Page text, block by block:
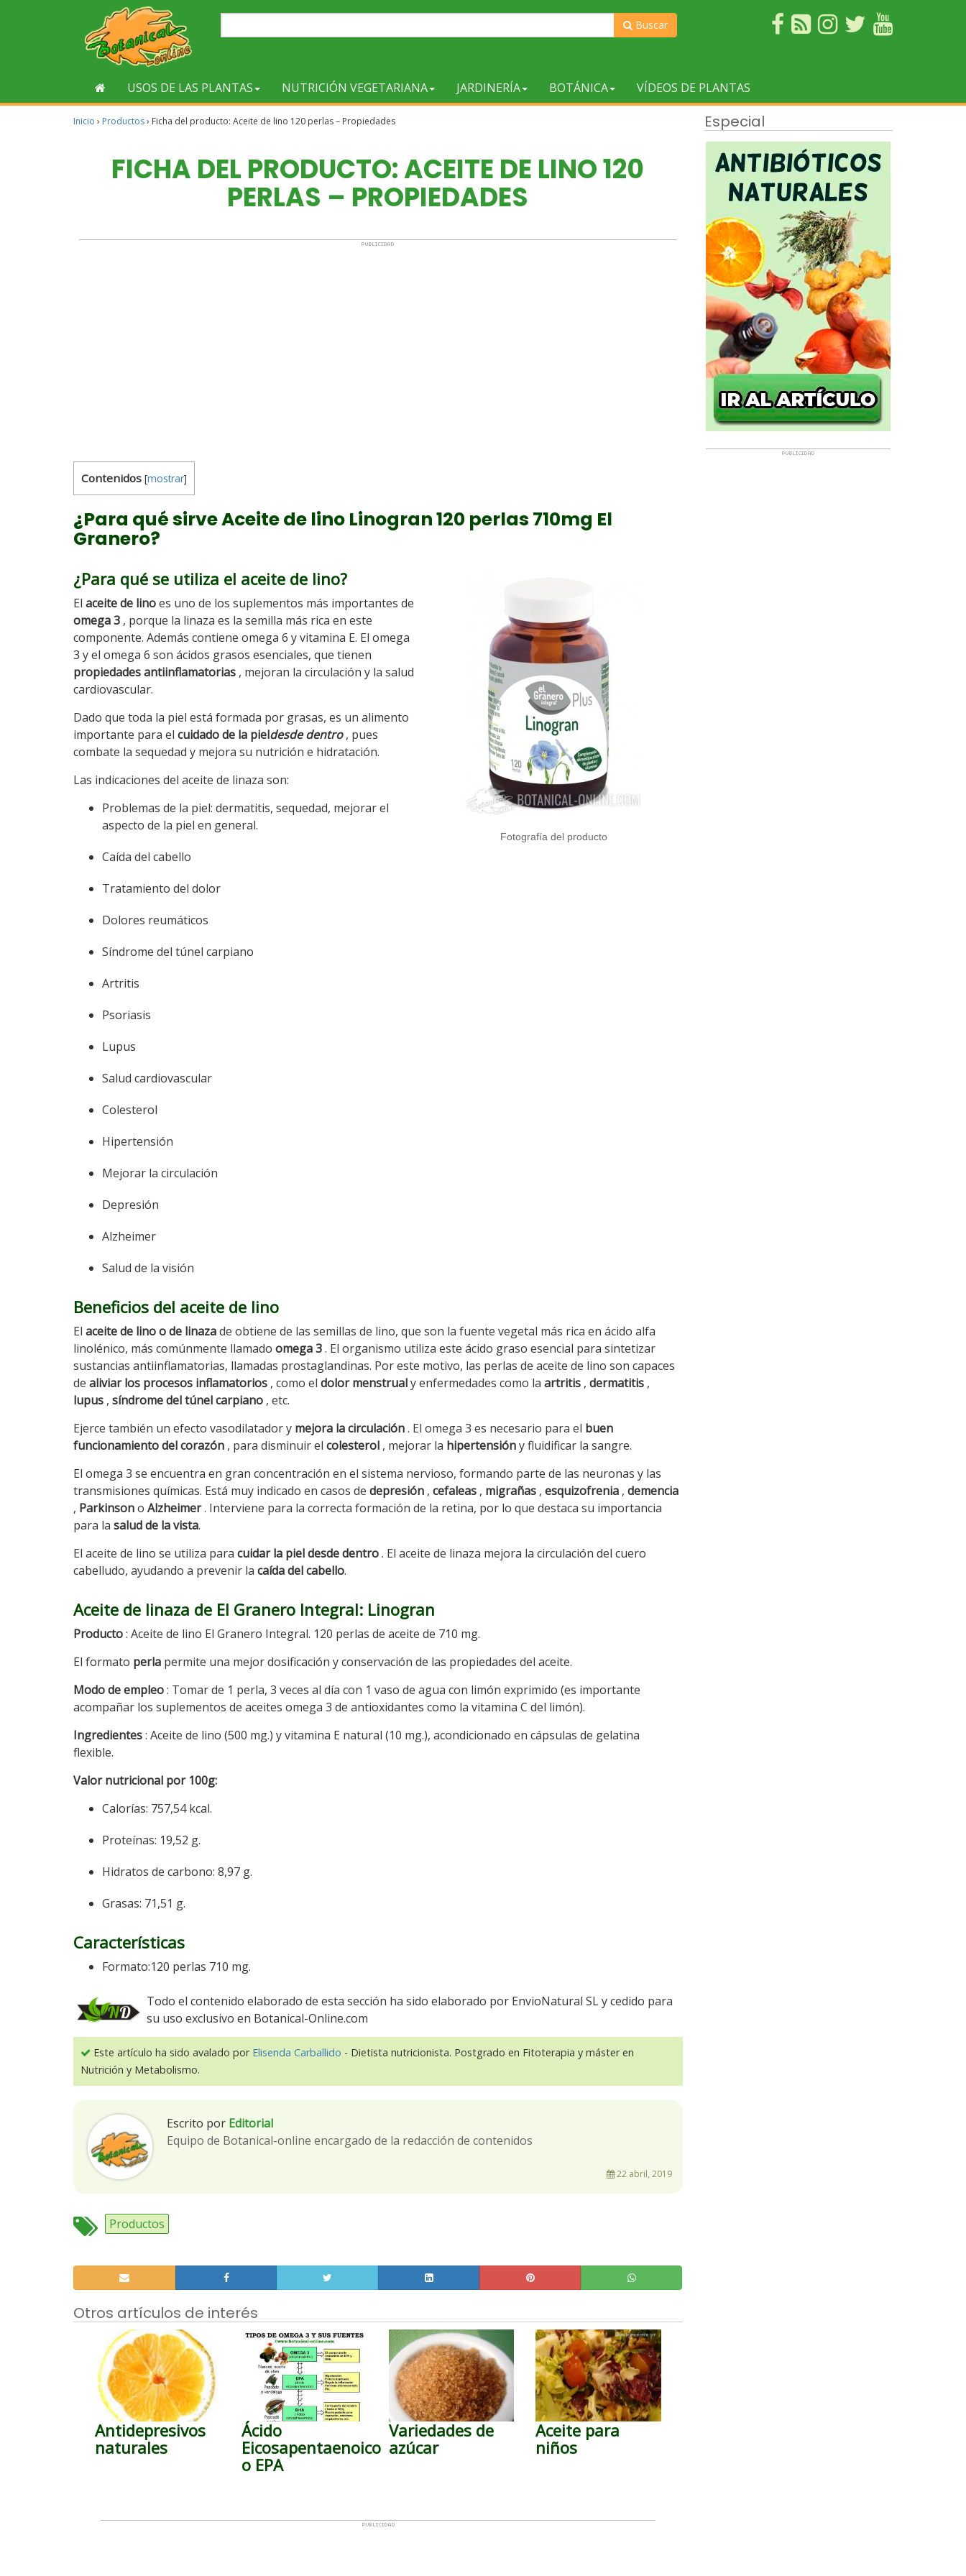
Buscar
USOS DE LAS PLANTAS NUTRICIÓN VEGETARIANA JARDINERÍA BOTÁNICA VÍDEOS DE PLANTAS
Inicio › Productos› Ficha del producto: Aceite de lino 120 perlas – Propiedades
FICHA DEL PRODUCTO: ACEITE DE LINO 120
PERLAS – PROPIEDADES
Contenidos [mostrar]
¿Para qué sirve Aceite de lino Linogran 120 perlas 710mg El
Granero?
Fotografía del producto
¿Para qué se utiliza el aceite de lino?
El aceite de linoes uno de los suplementos más importantes de
omega 3 , porque la linaza es la semilla más rica en este
componente. Además contiene omega 6 y vitamina E. El omega
3 y el omega 6 son ácidos grasos esenciales, que tienen
propiedades antiinflamatorias , mejoran la circulación y la salud
cardiovascular.
Dado que toda la piel está formada por grasas, es un alimento
importante para el cuidado de la pieldesde dentro, pues
combate la sequedad y mejora su nutrición e hidratación.
Las indicaciones del aceite de linaza son:
Problemas de la piel: dermatitis, sequedad, mejorar el
aspecto de la piel en general.
Caída del cabello
Tratamiento del dolor
Dolores reumáticos
Síndrome del túnel carpiano
Artritis
Psoriasis
Lupus
Salud cardiovascular
Colesterol
Hipertensión
Mejorar la circulación
Depresión
Alzheimer
Salud de la visión
Beneficios del aceite de lino
El aceite de lino o de linazade obtiene de las semillas de lino, que son la fuente vegetal más rica en ácido alfa
linolénico, más comúnmente llamado omega 3. El organismo utiliza este ácido graso esencial para sintetizar
sustancias antiinflamatorias, llamadas prostaglandinas. Por este motivo, las perlas de aceite de lino son capaces
de aliviar los procesos inflamatorios , como el dolor menstrualy enfermedades como la artritis , dermatitis ,
lupus , síndrome del túnel carpiano , etc.
Ejerce también un efecto vasodilatador y mejora la circulación. El omega 3 es necesario para el buen
funcionamiento del corazón , para disminuir el colesterol , mejorar la hipertensióny fluidificar la sangre.
El omega 3 se encuentra en gran concentración en el sistema nervioso, formando parte de las neuronas y las
transmisiones químicas. Está muy indicado en casos de depresión , cefaleas , migrañas , esquizofrenia , demencia
, Parkinsono Alzheimer. Interviene para la correcta formación de la retina, por lo que destaca su importancia
para la salud de la vista.
El aceite de lino se utiliza para cuidar la piel desde dentro. El aceite de linaza mejora la circulación del cuero
cabelludo, ayudando a prevenir la caída del cabello.
Aceite de linaza de El Granero Integral: Linogran
Producto: Aceite de lino El Granero Integral. 120 perlas de aceite de 710 mg.
El formato perla permite una mejor dosificación y conservación de las propiedades del aceite.
Modo de empleo: Tomar de 1 perla, 3 veces al día con 1 vaso de agua con limón exprimido (es importante
acompañar los suplementos de aceites omega 3 de antioxidantes como la vitamina C del limón).
Ingredientes: Aceite de lino (500 mg.) y vitamina E natural (10 mg.), acondicionado en cápsulas de gelatina
flexible.
Valor nutricional por 100g:
Calorías: 757,54 kcal.
Proteínas: 19,52 g.
Hidratos de carbono: 8,97 g.
Grasas: 71,51 g.
Características
Formato:120 perlas 710 mg.
Todo el contenido elaborado de esta sección ha sido elaborado por EnvioNatural SL y cedido para
su uso exclusivo en Botanical-Online.com
Este artículo ha sido avalado por Elisenda Carballido - Dietista nutricionista. Postgrado en Fitoterapia y máster en
Nutrición y Metabolismo.
Escrito por Editorial
Equipo de Botanical-online encargado de la redacción de contenidos
22 abril, 2019
Productos
Otros artículos de interés
Antidepresivos
naturales
Ácido
Eicosapentaenoico
o EPA
Variedades de
azúcar
Aceite para
niños
Especial